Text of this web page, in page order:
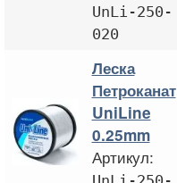
UnLi-250-
020
Леска
Петроканат
UniLine
0.25mm
Артикул: